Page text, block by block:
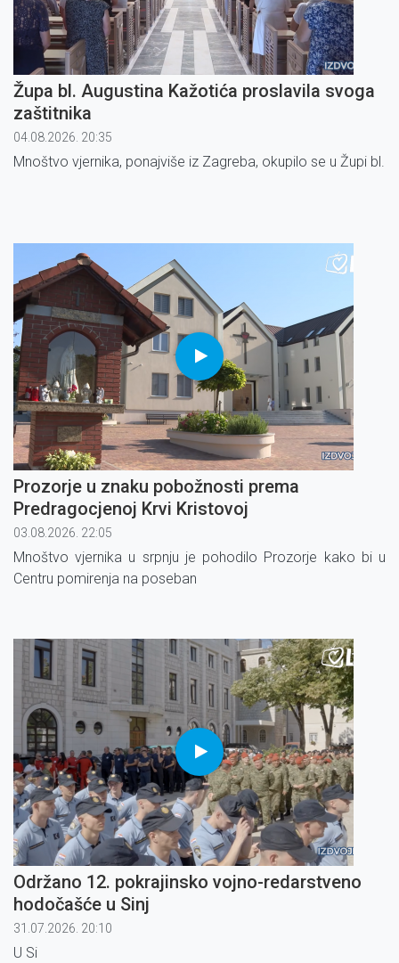
Župa bl. Augustina Kažotića proslavila svoga
zaštitnika
04.08.2026. 20:35
Mnoštvo vjernika, ponajviše iz Zagreba, okupilo se u Župi bl.
Prozorje u znaku pobožnosti prema
Predragocjenoj Krvi Kristovoj
03.08.2026. 22:05
Mnoštvo vjernika u srpnju je pohodilo Prozorje kako bi u
Centru pomirenja na poseban
Održano 12. pokrajinsko vojno-redarstveno
hodočašće u Sinj
31.07.2026. 20:10
U Si